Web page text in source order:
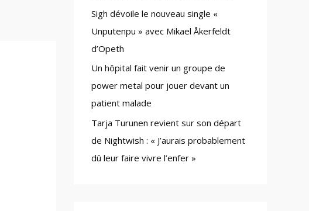
Sigh dévoile le nouveau single «
Unputenpu » avec Mikael Åkerfeldt
d’Opeth
Un hôpital fait venir un groupe de
power metal pour jouer devant un
patient malade
Tarja Turunen revient sur son départ
de Nightwish : « J’aurais probablement
dû leur faire vivre l’enfer »